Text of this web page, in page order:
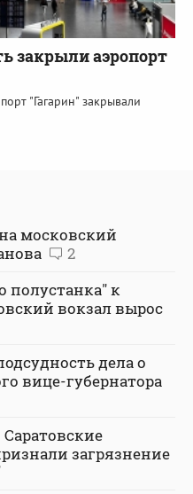
закрыли аэропорт
"Гагарин" закрывали
московский
2
полустанка" к
вокзал вырос
дела о
вице-губернатора
загрязнение